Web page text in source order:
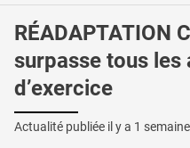
RÉADAPTATION
surpasse tous les
d’exercice
Actualité publiée il y a 1